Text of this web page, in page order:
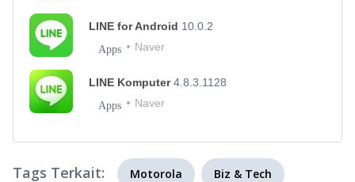
LINE for Android 10.0.2
Apps Naver
LINE Komputer4.8.3.1128
Apps Naver
Tags Terkait: Motorola Biz & Tech